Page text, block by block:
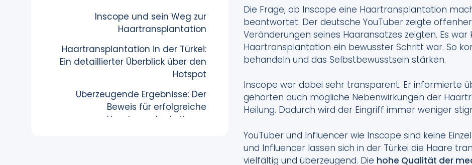
Inscope und sein Weg zur
Haartransplantation
Haartransplantation in der Türkei:
Ein detaillierter Überblick über den
Hotspot
Überzeugende Ergebnisse: Der
Beweis für erfolgreiche
Haartransplantationen​
Die Frage, ob Inscope eine Haartransplantation
beantwortet. Der deutsche YouTuber zeigte
Veränderungen seines Haaransatzes zeigten. Es
Haartransplantation ein bewusster Schritt war. So
behandeln und das Selbstbewusstsein stärken.
Inscope war dabei sehr transparent. Er informierte
gehörten auch mögliche Nebenwirkungen der
Heilung. Dadurch wird der Eingriff immer weniger
YouTuber und Influencer wie Inscope sind keine
und Influencer lassen sich in der Türkei die Haare
vielfältig und überzeugend. Die hohe Qualität der